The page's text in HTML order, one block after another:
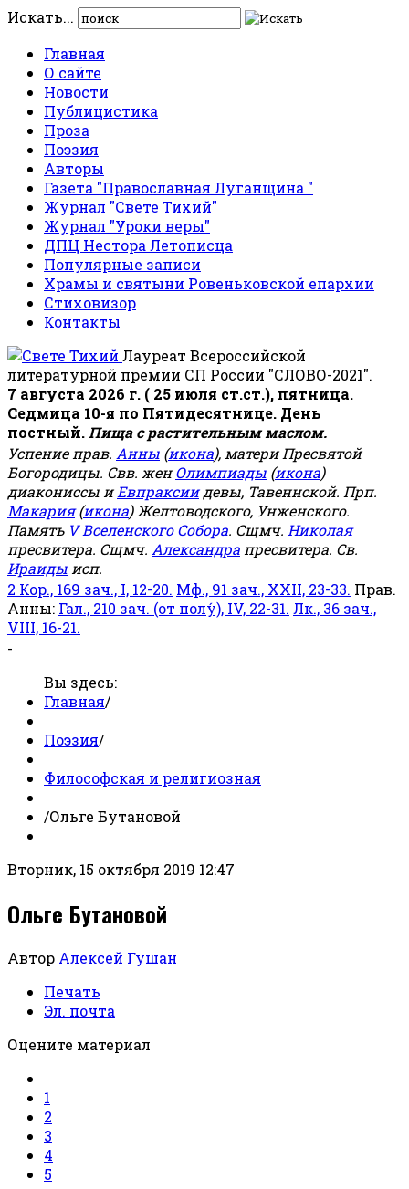
Искать...
Главная
О сайте
Новости
Публицистика
Проза
Поэзия
Авторы
Газета "Православная Луганщина "
Журнал "Свете Тихий"
Журнал "Уроки веры"
ДПЦ Нестора Летописца
Популярные записи
Храмы и святыни Ровеньковской епархии
Стиховизор
Контакты
Лауреат Всероссийской
литературной премии СП России "СЛОВО-2021".
7 августа 2026 г. ( 25 июля ст.ст.), пятница.
Седмица 10-я по Пятидесятнице. День
постный. Пища с растительным маслом.
Успение прав. Анны (икона), матери Пресвятой
Богородицы. Свв. женОлимпиады (икона)
диакониссы иЕвпраксиидевы, Тавеннской. Прп.
Макария(икона) Желтоводского, Унженского.
Память V Вселенского Собора. Сщмч. Николая
пресвитера. Сщмч. Александра пресвитера. Св.
Ираиды исп.
2 Кор., 169 зач., I, 12-20. Мф., 91 зач., XXII, 23-33. Прав.
Анны: Гал., 210 зач. (от полу́), IV, 22-31. Лк., 36 зач.,
VIII, 16-21.
-
Вы здесь:
Главная/
Поэзия/
Философская и религиозная
/Ольге Бутановой
Вторник, 15 октября 2019 12:47
Ольге Бутановой
Автор Алексей Гушан
Печать
Эл. почта
Оцените материал
1
2
3
4
5